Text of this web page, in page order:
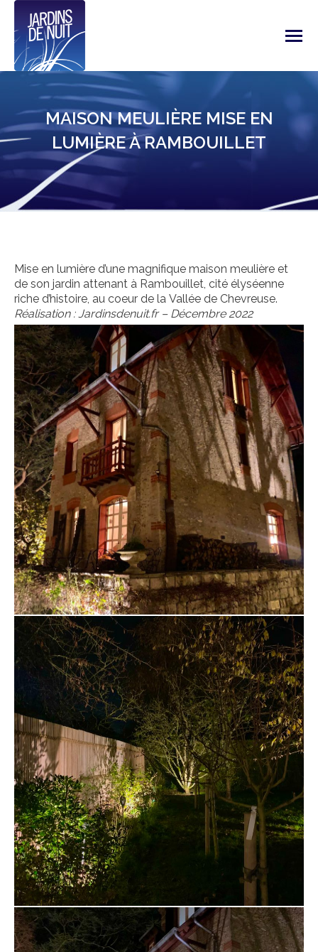
MAISON MEULIÈRE MISE EN
LUMIÈRE À RAMBOUILLET
Mise en lumière d’une magnifique maison meulière et
de son jardin attenant à Rambouillet, cité élyséenne
riche d’histoire, au coeur de la Vallée de Chevreuse.
Réalisation : Jardinsdenuit.fr – Décembre 2022